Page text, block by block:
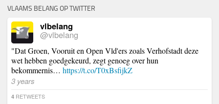
VLAAMS BELANG OP TWITTER
vlbelang
@vlbelang
"Dat Groen, Vooruit en Open Vld'ers zoals Verhofstadt deze
wet hebben goedgekeurd, zegt genoeg over hun
bekommernis… https://t.co/T0xBsfijkZ
3 years
4 RETWEETS